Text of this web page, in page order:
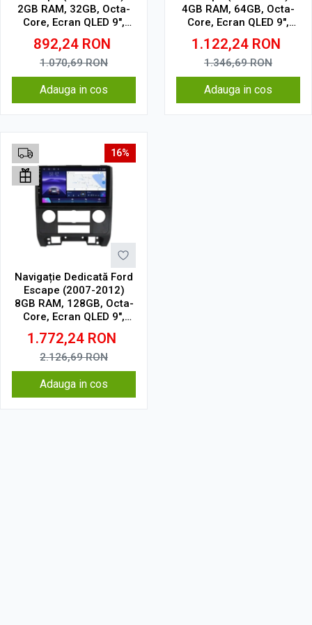
2GB RAM, 32GB, Octa-
Core, Ecran QLED 9",
CarPlay, Android Auto,
Slot SIM 4G
892,24 RON
1.070,69RON
Adauga in cos
4GB RAM, 64GB, Octa-
Core, Ecran QLED 9",
CarPlay, Android Auto,
Slot SIM 4G
1.122,24 RON
1.346,69RON
Adauga in cos
16%
Navigație Dedicată Ford
Escape (2007-2012)
8GB RAM, 128GB, Octa-
Core, Ecran QLED 9",
CarPlay, Android Auto,
Slot SIM 4G
1.772,24 RON
2.126,69RON
Adauga in cos